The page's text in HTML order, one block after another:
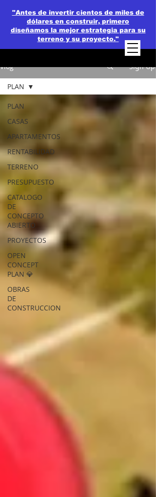
"Antes de invertir cientos de miles de
dólares en construir, primero
diseñamos la mejor estrategia para su
terreno y su proyecto."
Vlog Sign Up
PLAN
CASAS
APARTAMENTOS
RENTABILIDAD
TERRENO
PRESUPUESTO
CATALOGO
DE
CONCEPTO
ABIERTO
PROYECTOS
OPEN
CONCEPT
PLAN 💎
OBRAS
DE
CONSTRUCCION
PLAN